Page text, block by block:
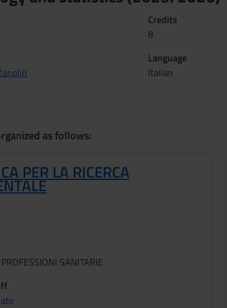
Credits
8
Language
Italian
as follows:
PER LA RICERCA
SANITARIE